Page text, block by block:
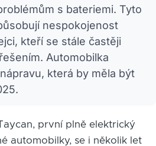
s bateriemi. Tyto
nespokojenost
kteří se stále častěji
Automobilka
která by měla být
první plně elektrický
automobilky, se i několik let